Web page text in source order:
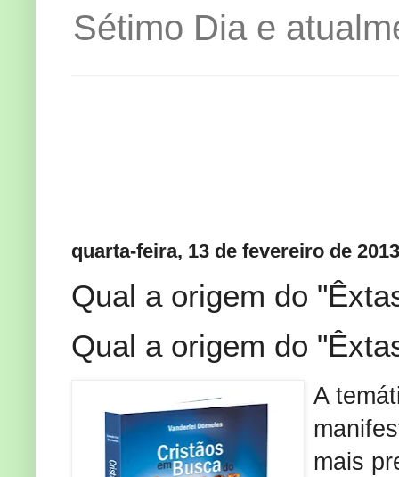
Sétimo Dia e
quarta-feira, 13 de fevereiro de 2013
Qual a origem do
Qual a origem do
A
mais